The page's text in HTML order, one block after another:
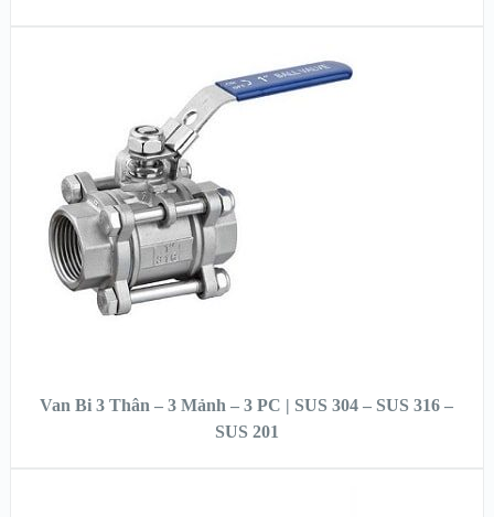
XEM NHANH
XEM CHI TIẾT
Van Bi 3 Thân – 3 Mảnh – 3 PC | SUS 304 – SUS 316 –
SUS 201